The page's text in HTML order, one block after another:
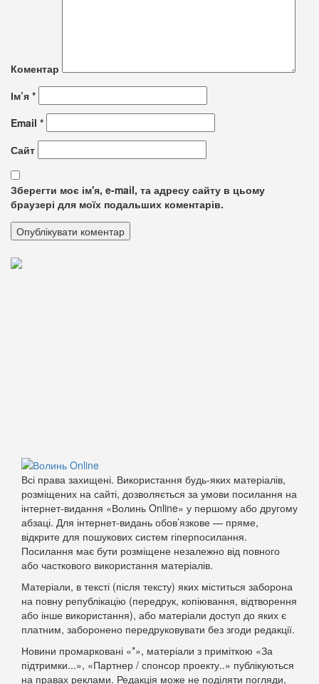
Коментар
Ім’я *
Email *
Сайт
Зберегти моє ім'я, e-mail, та адресу сайту в цьому
браузері для моїх подальших коментарів.
Всі права захищені. Використання будь-яких матеріалів,
розміщених на сайті, дозволяється за умови посилання на
інтернет-видання «Волинь Online» у першому або другому
абзаці. Для інтернет-видань обов’язкове — пряме,
відкрите для пошукових систем гіперпосилання.
Посилання має бути розміщене незалежно від повного
або часткового використання матеріалів.
Матеріали, в тексті (після тексту) яких міститься заборона
на повну републікацію (передрук, копіювання, відтворення
або інше використання), або матеріали доступ до яких є
платним, заборонено передруковувати без згоди редакції.
Новини промарковані «*», матеріали з приміткою «За
підтримки...», «Партнер / спонсор проекту..» публікуються
на правах реклами. Редакція може не поділяти погляди,